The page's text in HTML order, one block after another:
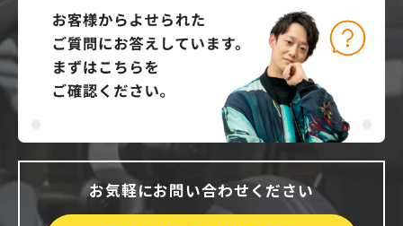
お気軽にお問い合わせください